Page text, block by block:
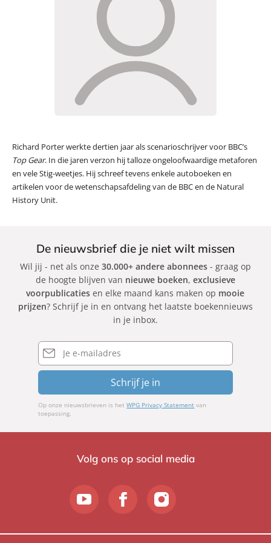
Richard Porter werkte dertien jaar als scenarioschrijver voor BBC’s
Top Gear. In die jaren verzon hij talloze ongeloofwaardige metaforen
en vele Stig-weetjes. Hij schreef tevens enkele autoboeken en
artikelen voor de wetenschapsafdeling van de BBC en de Natural
History Unit.
De nieuwsbrief die je niet wilt missen
Wil jij - net als onze 30.000+ andere abonnees- graag op
de hoogte blijven van nieuwe boeken, exclusieve
voorpublicaties en elke maand kans maken op mooie
prijzen? Schrijf je in en ontvang het laatste boekennieuws
in je inbox.
E-
mailadres
Schrijf je in
Op onze nieuwsbrieven is hetWPG Privacy Statement van
toepassing.
Volg ons op social media